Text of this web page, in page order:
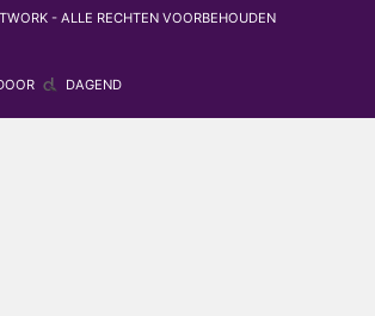
- ALLE RECHTEN VOORBEHOUDEN
DAGEND